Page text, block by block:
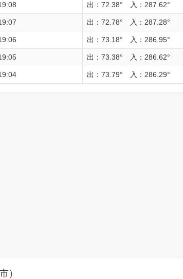
出：72.38° 入：287.62°
出：72.78° 入：287.28°
出：73.18° 入：286.95°
出：73.38° 入：286.62°
出：73.79° 入：286.29°
）